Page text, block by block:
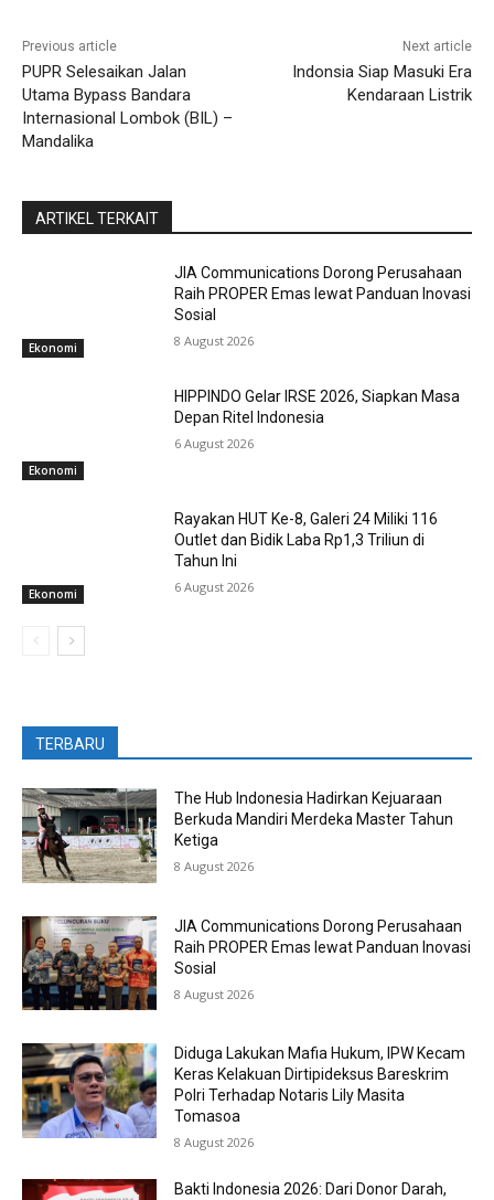
Previous article
PUPR Selesaikan Jalan
Utama Bypass Bandara
Internasional Lombok (BIL) –
Mandalika
Next article
Indonsia Siap Masuki Era
Kendaraan Listrik
ARTIKEL TERKAIT
Ekonomi
JIA Communications Dorong Perusahaan
Raih PROPER Emas lewat Panduan Inovasi
Sosial
8 August 2026
Ekonomi
HIPPINDO Gelar IRSE 2026, Siapkan Masa
Depan Ritel Indonesia
6 August 2026
Ekonomi
Rayakan HUT Ke-8, Galeri 24 Miliki 116
Outlet dan Bidik Laba Rp1,3 Triliun di
Tahun Ini
6 August 2026
TERBARU
The Hub Indonesia Hadirkan Kejuaraan
Berkuda Mandiri Merdeka Master Tahun
Ketiga
8 August 2026
JIA Communications Dorong Perusahaan
Raih PROPER Emas lewat Panduan Inovasi
Sosial
8 August 2026
Diduga Lakukan Mafia Hukum, IPW Kecam
Keras Kelakuan Dirtipideksus Bareskrim
Polri Terhadap Notaris Lily Masita
Tomasoa
8 August 2026
Bakti Indonesia 2026: Dari Donor Darah,